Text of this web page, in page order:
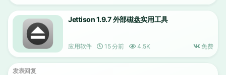
Jettison 1.9.7 外部磁盘实用工具
应用软件 15 分前 4.5K 免费
发表回复